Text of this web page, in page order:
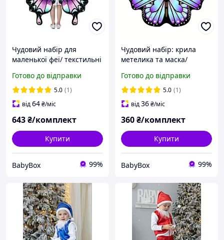
Чудовий набір для
маленької феї/ текстильні
набір :крила та обідок
Готово до відправки
5.0 (1)
від64₴/міс
643₴/комплект
Купити
BabyBox 99%
Чудовий набір: крила
метелика та маска/
яскравий набір з крилами
метелика та маскою
Готово до відправки
5.0 (1)
від36₴/міс
360₴/комплект
Купити
BabyBox 99%